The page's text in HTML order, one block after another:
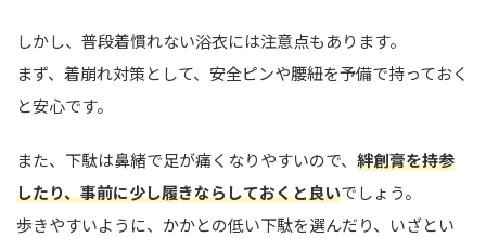
しかし、普段着慣れない浴衣には注意点もあります。
まず、着崩れ対策として、安全ピンや腰紐を予備で持っておく
と安心です。
また、下駄は鼻緒で足が痛くなりやすいので、 絆創膏を持参
したり、事前に少し履きならしておくと良いでしょう。
歩きやすいように、かかとの低い下駄を選んだり、いざとい